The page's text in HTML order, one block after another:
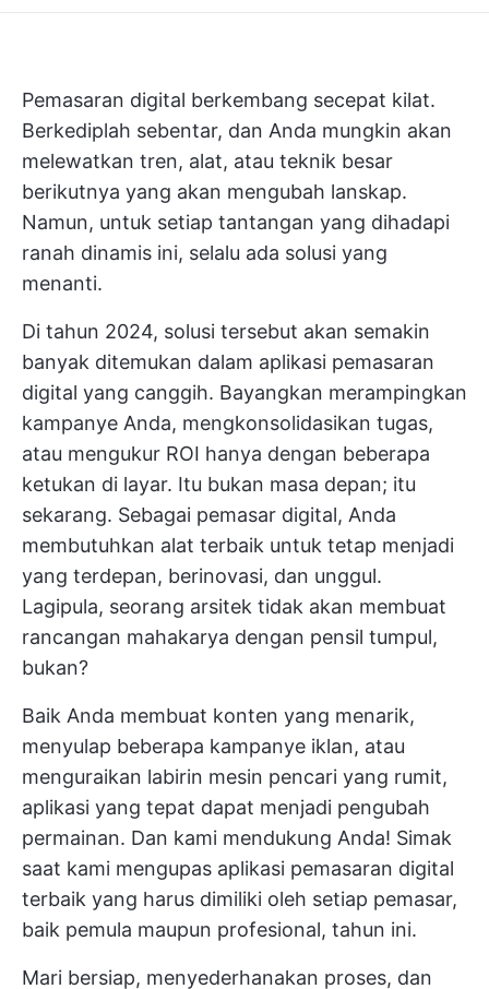
Pemasaran digital berkembang secepat kilat.
Berkediplah sebentar, dan Anda mungkin akan
melewatkan tren, alat, atau teknik besar
berikutnya yang akan mengubah lanskap.
Namun, untuk setiap tantangan yang dihadapi
ranah dinamis ini, selalu ada solusi yang
menanti.
Di tahun 2024, solusi tersebut akan semakin
banyak ditemukan dalam aplikasi pemasaran
digital yang canggih. Bayangkan merampingkan
kampanye Anda, mengkonsolidasikan tugas,
atau mengukur ROI hanya dengan beberapa
ketukan di layar. Itu bukan masa depan; itu
sekarang. Sebagai pemasar digital, Anda
membutuhkan alat terbaik untuk tetap menjadi
yang terdepan, berinovasi, dan unggul.
Lagipula, seorang arsitek tidak akan membuat
rancangan mahakarya dengan pensil tumpul,
bukan?
Baik Anda membuat konten yang menarik,
menyulap beberapa kampanye iklan, atau
menguraikan labirin mesin pencari yang rumit,
aplikasi yang tepat dapat menjadi pengubah
permainan. Dan kami mendukung Anda! Simak
saat kami mengupas aplikasi pemasaran digital
terbaik yang harus dimiliki oleh setiap pemasar,
baik pemula maupun profesional, tahun ini.
Mari bersiap, menyederhanakan proses, dan